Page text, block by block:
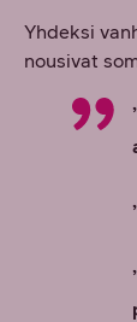
Yhdeksi
nousivat